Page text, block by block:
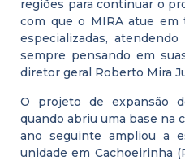
regiões para continuar o
com que o MIRA atue em
especializadas,
sempre pensando em
diretor geral Roberto Mira
O projeto de expansão
quando abriu uma base na
ano seguinte ampliou a
unidade em Cachoeirinha